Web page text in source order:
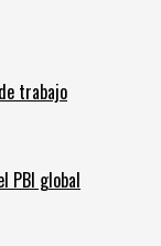
trabajo
PBI global